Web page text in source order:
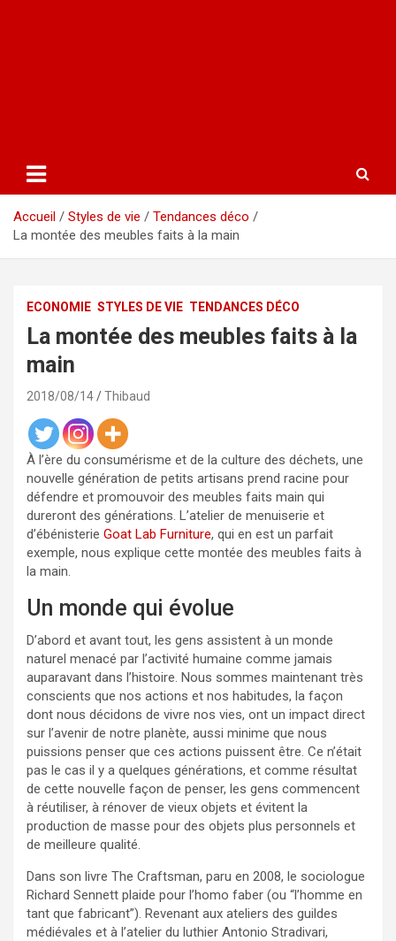
Accueil Styles de vie
Tendances déco
La montée des meubles faits à la main
ECONOMIE STYLES DE VIE TENDANCES DÉCO
La montée des meubles faits à la
main
2018/08/14 Thibaud
À l’ère du consumérisme et de la culture des déchets, une
nouvelle génération de petits artisans prend racine pour
défendre et promouvoir des meubles faits main qui
dureront des générations. L’atelier de menuiserie et
d’ébénisterie Goat Lab Furniture, qui en est un parfait
exemple, nous explique cette montée des meubles faits à
la main.
Un monde qui évolue
D’abord et avant tout, les gens assistent à un monde
naturel menacé par l’activité humaine comme jamais
auparavant dans l’histoire. Nous sommes maintenant très
conscients que nos actions et nos habitudes, la façon
dont nous décidons de vivre nos vies, ont un impact direct
sur l’avenir de notre planète, aussi minime que nous
puissions penser que ces actions puissent être. Ce n’était
pas le cas il y a quelques générations, et comme résultat
de cette nouvelle façon de penser, les gens commencent
à réutiliser, à rénover de vieux objets et évitent la
production de masse pour des objets plus personnels et
de meilleure qualité.
Dans son livre The Craftsman, paru en 2008, le sociologue
Richard Sennett plaide pour l’homo faber (ou “l’homme en
tant que fabricant”). Revenant aux ateliers des guildes
médiévales et à l’atelier du luthier Antonio Stradivari,